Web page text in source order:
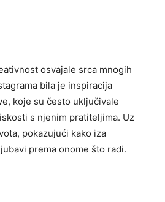
osvajale srca mnogih
bila je inspiracija
koje su često uključivale
s njenim pratiteljima. Uz
pokazujući kako iza
prema onome što radi.